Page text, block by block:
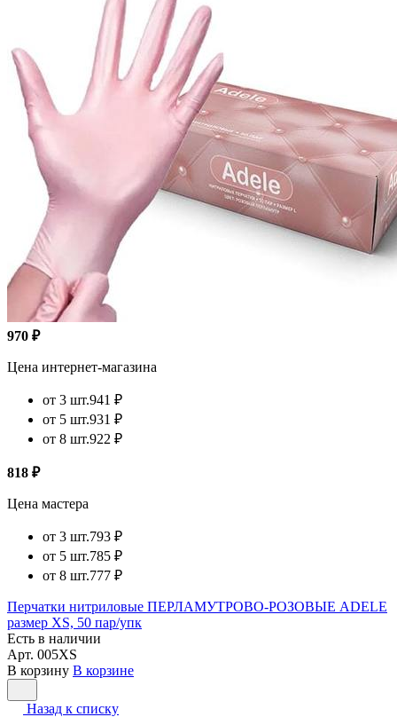
970 ₽
Цена интернет-магазина
от 3 шт.941 ₽
от 5 шт.931 ₽
от 8 шт.922 ₽
818 ₽
Цена мастера
от 3 шт.793 ₽
от 5 шт.785 ₽
от 8 шт.777 ₽
Перчатки нитриловые ПЕРЛАМУТРОВО-РОЗОВЫЕ ADELE
размер XS, 50 пар/упк
Есть в наличии
Арт. 005XS
В корзину В корзине
Назад к списку